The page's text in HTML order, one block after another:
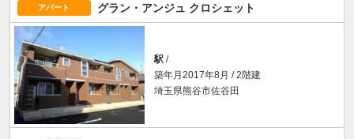
アパート グラン・アンジュ クロシェット
駅 /
築年月2017年8月 / 2階建
埼玉県熊谷市佐谷田